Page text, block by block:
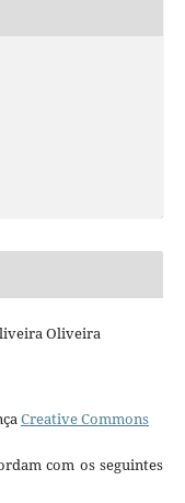
Oliveira
Creative Commons
com os seguintes